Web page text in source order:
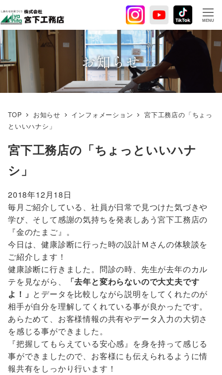
イ
ン
コ
ン
テ
ン
ツ
MENU
お知らせ
TOP お知らせ インフォメーション
宮下工務店の「ちょっ
といいハナシ」
宮下工務店の「ちょっといいハナ
シ」
2018年12月18日
毎月ご紹介している、社員が日常で見つけた気づきや
学び、そして感謝の気持ちを発表しあう宮下工務店の
『金のたまご』。
今日は、健康診断に行った時の設計Ｍさんの体験談を
ご紹介します！
健康診断に行きました。問診の時、先生が去年のカル
テを見ながら、
「去年と変わらないので大丈夫です
よ！」 とデータを比較しながら説明をしてくれたのが
相手が自分を理解してくれている事が良かったです。
あらためて、お客様情報の共有やデータ入力の大切さ
を感じる事ができました。
『把握してもらえている安心感』を身を持って感じる
事ができましたので、お客様にも伝えられるように情
報共有をしっかり行います！